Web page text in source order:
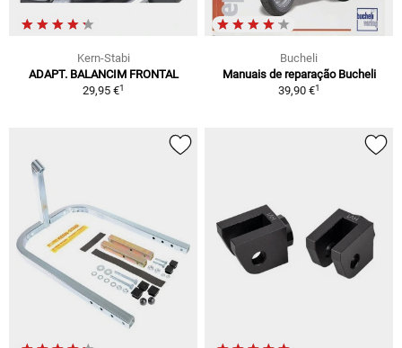
Kern-Stabi
ADAPT. BALANCIM FRONTAL
29,95 €1
Bucheli
Manuais de reparação Bucheli
39,90 €1